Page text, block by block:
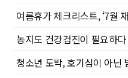
여름휴가 체크리스트, ‘7월
농지도 건강검진이 필요하다
청소년 도박, 호기심이 아닌